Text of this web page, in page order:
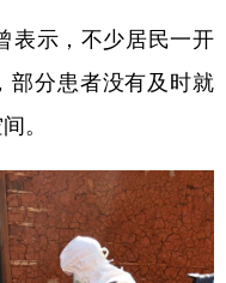
示，不少居民一开
部分患者没有及时就
。